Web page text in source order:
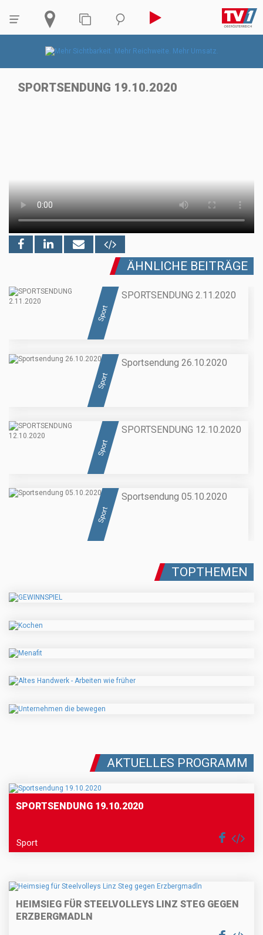
SPORTSENDUNG 19.10.2020
ÄHNLICHE BEITRÄGE
Sport
SPORTSENDUNG 2.11.2020
Sport
Sportsendung 26.10.2020
Sport
SPORTSENDUNG 12.10.2020
Sport
Sportsendung 05.10.2020
TOPTHEMEN
AKTUELLES PROGRAMM
SPORTSENDUNG 19.10.2020
Sport
HEIMSIEG FÜR STEELVOLLEYS LINZ STEG GEGEN
ERZBERGMADLN